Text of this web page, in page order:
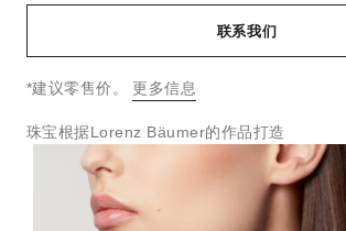
联系我们
↩
*建议零售价。 更多信息
珠宝根据Lorenz Bäumer的作品打造